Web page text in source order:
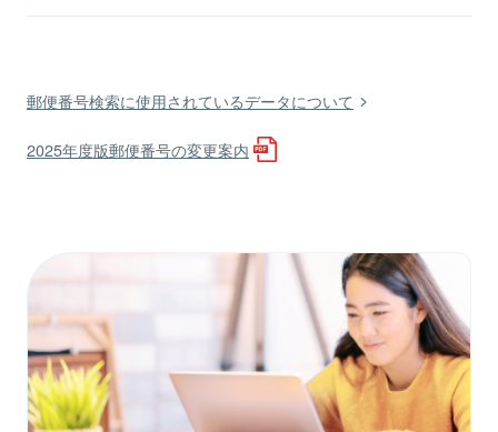
郵便番号検索に使用されているデータについて
2025年度版郵便番号の変更案内